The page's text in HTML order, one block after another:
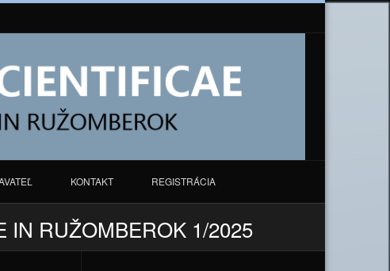
KONTAKT REGISTRÁCIA
IN RUŽOMBEROK 1/2025